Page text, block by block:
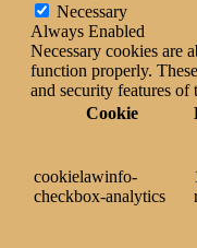
Necessary
Always Enabled
Necessary cookies are
function properly.
and security features of
Cookie
cookielawinfo-
checkbox-analytics